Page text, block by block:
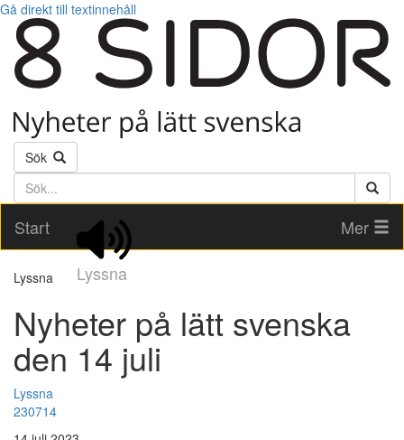
Gå direkt till textinnehåll
Sök
Söktext
Start
Lyssna
Mer
Lyssna
Nyheter på lätt svenska
den 14 juli
Lyssna
230714